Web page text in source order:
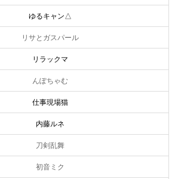
ゆるキャン△
リサとガスパール
リラックマ
んぽちゃむ
仕事現場猫
内藤ルネ
刀剣乱舞
初音ミク